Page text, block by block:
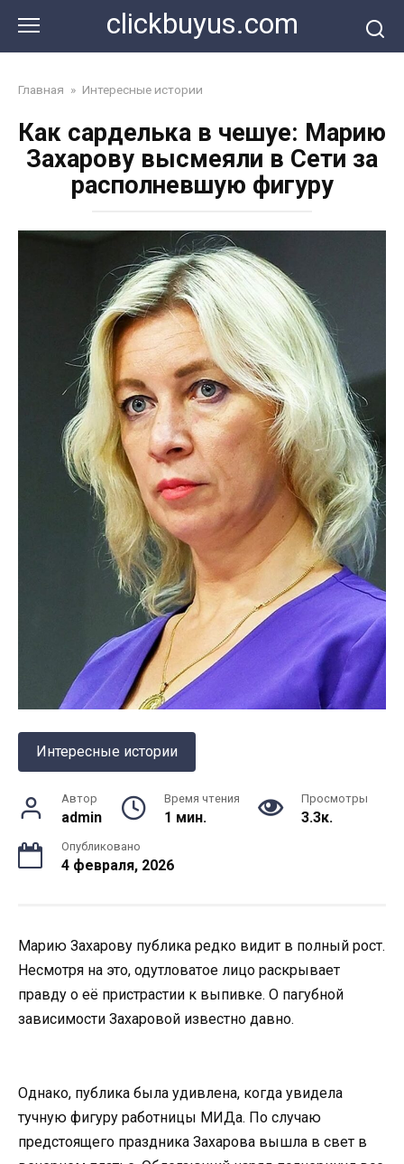
контенту
clickbuyus.com
Главная » Интересные истории
Как сарделька в чешуе: Марию
Захарову высмеяли в Сети за
располневшую фигуру
Интересные истории
Автор
admin
Время чтения
1 мин.
Просмотры
3.3к.
Опубликовано
4 февраля, 2026
Марию Захарову публика редко видит в полный рост.
Несмотря на это, одутловатое лицо раскрывает
правду о её пристрастии к выпивке. О пагубной
зависимости Захаровой известно давно.
Однако, публика была удивлена, когда увидела
тучную фигуру работницы МИДа. По случаю
предстоящего праздника Захарова вышла в свет в